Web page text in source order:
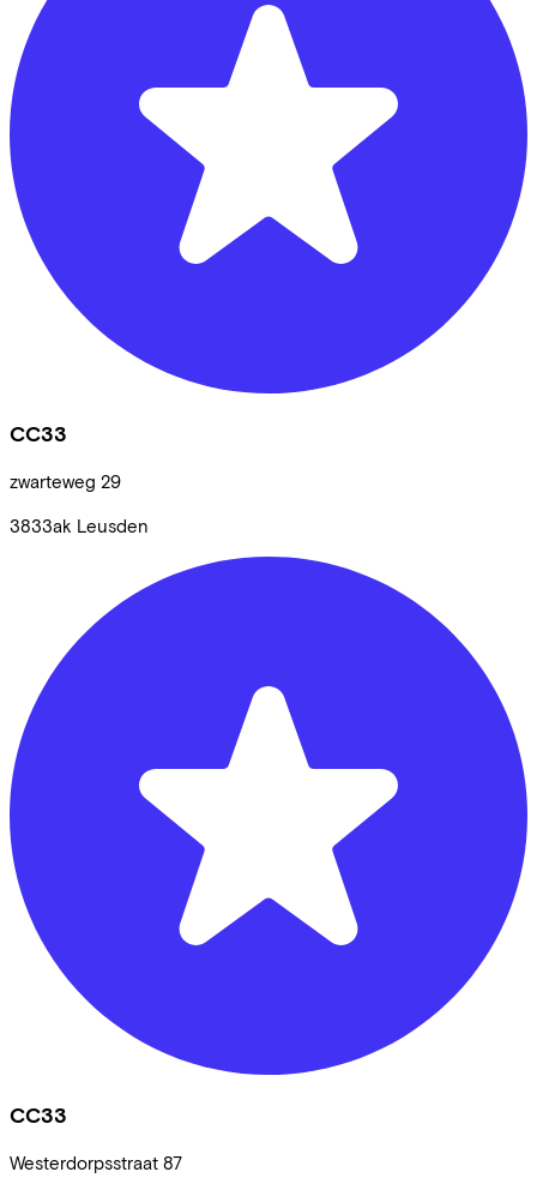
CC33
zwarteweg 29
3833ak Leusden
CC33
Westerdorpsstraat 87